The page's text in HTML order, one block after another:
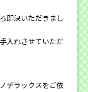
即決いただきまし
入れさせていただ
デラックスをご依